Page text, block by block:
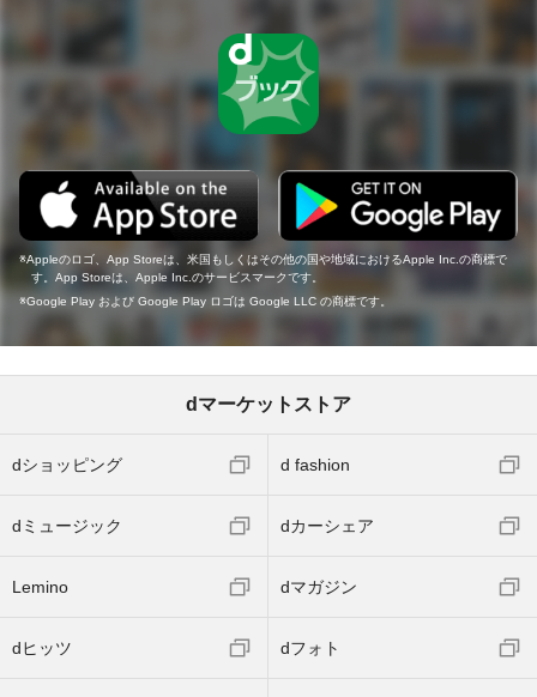
Appleのロゴ、App Storeは、米国もしくはその他の国や地域におけるApple Inc.の商標で
す。App Storeは、Apple Inc.のサービスマークです。
Google Play および Google Play ロゴは Google LLC の商標です。
dマーケットストア
dショッピング d fashion
dミュージック dカーシェア
Lemino dマガジン
dヒッツ dフォト